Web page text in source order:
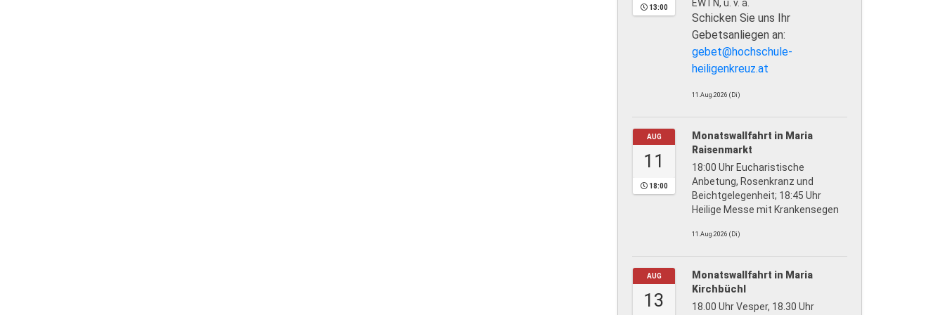
13:00 EWTN, u. v. a.
Schicken Sie uns Ihr
Gebetsanliegen an:
gebet@hochschule-
heiligenkreuz.at
11.Aug.2026 (Di)
AUG
11
18:00
Monatswallfahrt in Maria
Raisenmarkt
18:00 Uhr Eucharistische
Anbetung, Rosenkranz und
Beichtgelegenheit; 18:45 Uhr
Heilige Messe mit Krankensegen
11.Aug.2026 (Di)
AUG
13
Monatswallfahrt in Maria
Kirchbüchl
18.00 Uhr Vesper, 18.30 Uhr